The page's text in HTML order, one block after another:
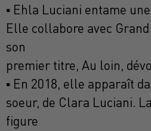
▪ Ehla Luciani entame
Elle collabore avec
son
premier titre, Au loin,
▪ En 2018, elle apparaît
soeur, de Clara Luciani.
figure